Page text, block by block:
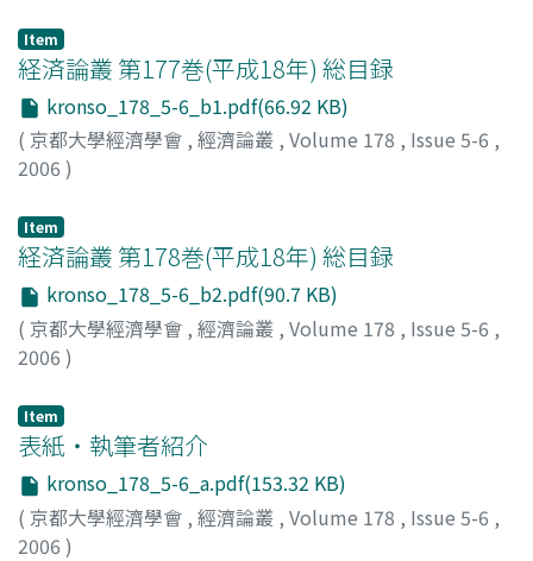
Item
経済論叢 第177巻(平成18年) 総目録
kronso_178_5-6_b1.pdf(66.92 KB)
( 京都大學經濟學會 , 經濟論叢 , Volume 178 , Issue 5-6 ,
2006 )
Item
経済論叢 第178巻(平成18年) 総目録
kronso_178_5-6_b2.pdf(90.7 KB)
( 京都大學經濟學會 , 經濟論叢 , Volume 178 , Issue 5-6 ,
2006 )
Item
表紙・執筆者紹介
kronso_178_5-6_a.pdf(153.32 KB)
( 京都大學經濟學會 , 經濟論叢 , Volume 178 , Issue 5-6 ,
2006 )